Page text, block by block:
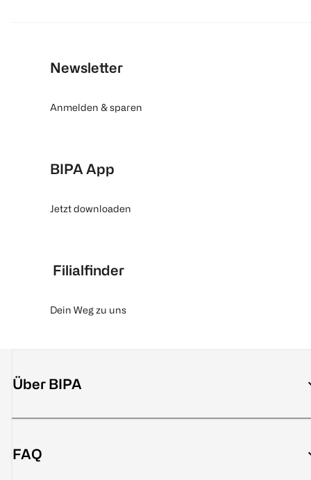
Newsletter
Anmelden & sparen
BIPA App
Jetzt downloaden
Filialfinder
Dein Weg zu uns
Über BIPA
FAQ